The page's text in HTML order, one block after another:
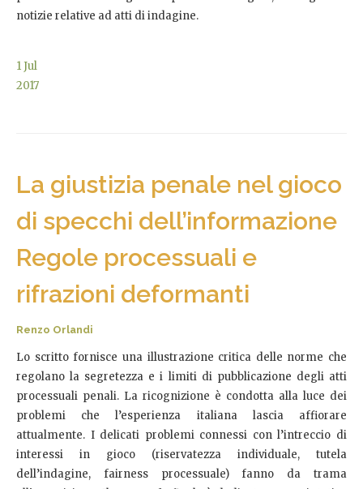
notizie relative ad atti di indagine.
1Jul
2017
La giustizia penale nel gioco
di specchi dell’informazione
Regole processuali e
rifrazioni deformanti
Renzo Orlandi
Lo scritto fornisce una illustrazione critica delle norme che
regolano la segretezza e i limiti di pubblicazione degli atti
processuali penali. La ricognizione è condotta alla luce dei
problemi che l’esperienza italiana lascia affiorare
attualmente. I delicati problemi connessi con l’intreccio di
interessi in gioco (riservatezza individuale, tutela
dell’indagine, fairness processuale) fanno da trama